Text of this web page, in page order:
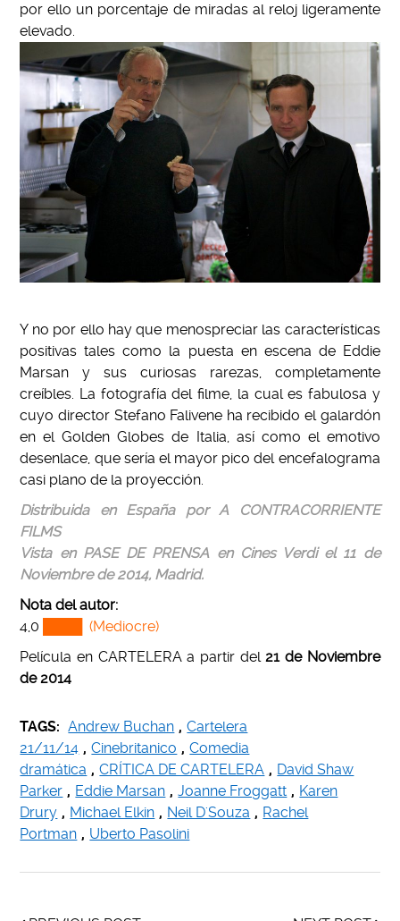
por ello un porcentaje de miradas al reloj ligeramente
elevado.
Y no por ello hay que menospreciar las características
positivas tales como la puesta en escena de Eddie
Marsan y sus curiosas rarezas, completamente
creíbles. La fotografía del filme, la cual es fabulosa y
cuyo director Stefano Falivene ha recibido el galardón
en el Golden Globes de Italia, así como el emotivo
desenlace, que sería el mayor pico del encefalograma
casi plano de la proyección.
Distribuida en España por A CONTRACORRIENTE
FILMS
Vista en PASE DE PRENSA en Cines Verdi el 11 de
Noviembre de 2014, Madrid.
Nota del autor:
4,0
████ (Mediocre)
Película en CARTELERA a partir del21 de Noviembre
de 2014
TAGS: Andrew Buchan , Cartelera
21/11/14 , Cinebritanico , Comedia
dramática , CRÍTICA DE CARTELERA , David Shaw
Parker , Eddie Marsan , Joanne Froggatt , Karen
Drury , Michael Elkin , Neil D'Souza , Rachel
Portman , Uberto Pasolini